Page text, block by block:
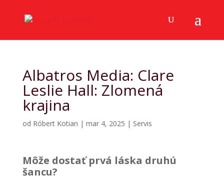
Albatros Media: Clare
Leslie Hall: Zlomená
krajina
od Róbert Kotian | mar 4, 2025 | Servis
Môže dostať prvá láska druhú
šancu?